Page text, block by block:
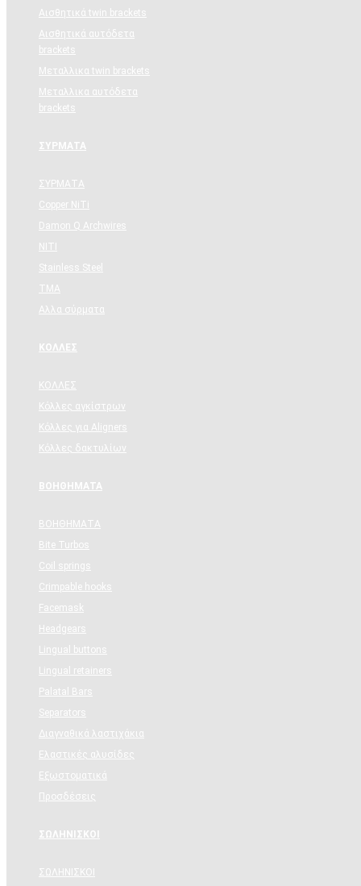
Aισθητικά twin brackets
Αισθητικά αυτόδετα
brackets
Μεταλλικα twin brackets
Μεταλλικα αυτόδετα
brackets
ΣΥΡΜΑΤΑ
ΣΥΡΜΑΤΑ
Copper NiTi
Damon Q Archwires
NITI
Stainless Steel
TMA
Αλλα σύρματα
ΚΟΛΛΕΣ
ΚΟΛΛΕΣ
Κόλλες αγκίστρων
Κόλλες για Aligners
Κόλλες δακτυλίων
ΒΟΗΘΗΜΑΤΑ
ΒΟΗΘΗΜΑΤΑ
Bite Turbos
Coil springs
Crimpable hooks
Facemask
Headgears
Lingual buttons
Lingual retainers
Palatal Bars
Separators
Διαγναθικά λαστιχάκια
Ελαστικές αλυσίδες
Εξωστοματικά
Προσδέσεις
ΣΩΛΗΝΙΣΚΟΙ
ΣΩΛΗΝΙΣΚΟΙ